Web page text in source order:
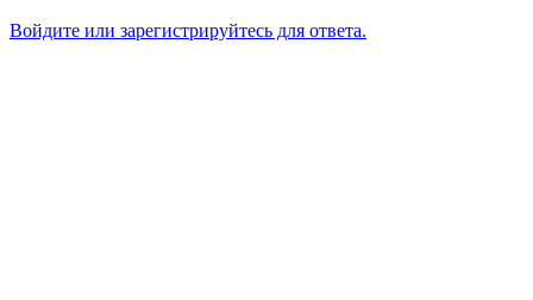
Войдите или зарегистрируйтесь для ответа.